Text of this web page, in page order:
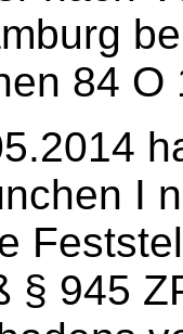
84
I
§ 945